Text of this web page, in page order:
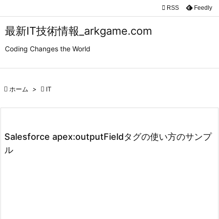
最新IT技術情報_arkgame.com
Coding Changes the World


検索
 RSS Feedly
 ホーム >  IT
Salesforce apex:outputFieldタグの使い方のサンプ
ル